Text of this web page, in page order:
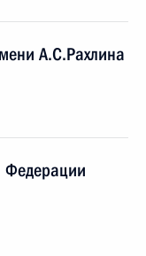
А.С.Рахлина
Федерации